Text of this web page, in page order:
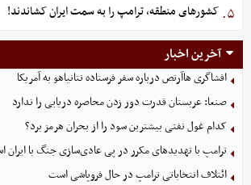
۵. کشورهای منطقه، ترامپ را به سمت ایران کشاندند!
آخرین اخبار
افشاگری هاآرتص درباره سفر فرستاده نتانیاهو به آمریکا
صنعا: عربستان قدرت دور زدن محاصره دریایی را ندارد
کدام غول نفتی بیشترین سود را از بحران هرمز برد؟
ترامپ با تهدیدهای مکرر در پی عادی‌سازی جنگ با ایران
ائتلاف انتخاباتی ترامپ در حال فروپاشی است